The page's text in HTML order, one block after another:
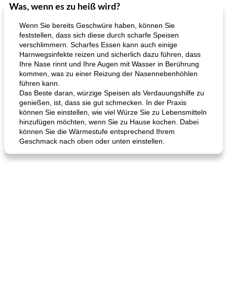
Was, wenn es zu heiß wird?
Wenn Sie bereits Geschwüre haben, können Sie
feststellen, dass sich diese durch scharfe Speisen
verschlimmern. Scharfes Essen kann auch einige
Harnwegsinfekte reizen und sicherlich dazu führen, dass
Ihre Nase rinnt und Ihre Augen mit Wasser in Berührung
kommen, was zu einer Reizung der Nasennebenhöhlen
führen kann.
Das Beste daran, würzige Speisen als Verdauungshilfe zu
genießen, ist, dass sie gut schmecken. In der Praxis
können Sie einstellen, wie viel Würze Sie zu Lebensmitteln
hinzufügen möchten, wenn Sie zu Hause kochen. Dabei
können Sie die Wärmestufe entsprechend Ihrem
Geschmack nach oben oder unten einstellen.